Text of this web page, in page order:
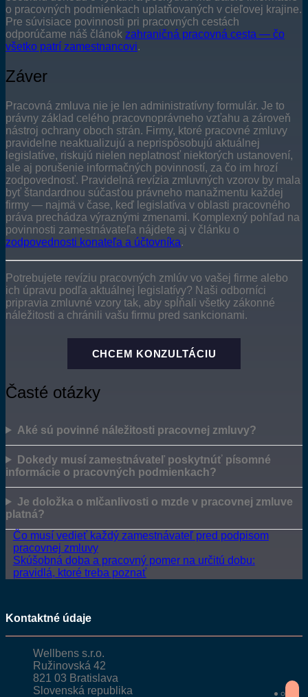
o pracovných podmienkach uplatňovaných v cieľovej krajine.
Pre súvisiace povinnosti pri pracovných cestách
odporúčame náš článok zahraničná pracovná cesta — čo
všetko patrí zamestnancovi.
Záver
Pracovná zmluva nie je len administratívny formulár. Je to
právny základ celého pracovnoprávneho vzťahu a zároveň
nástroj ochrany oboch strán. Firmy, ktoré pracovné zmluvy
pravidelne neaktualizujú a neprispôsobujú aktuálnej
legislatíve, riskujú nielen neplatnosť niektorých ustanovení,
ale aj porušenie informačných povinností, za čo im hrozí
zodpovednosť. Pravidelná revízia zmluvných vzorov by mala
byť štandardnou súčasťou právneho manažmentu každej
firmy — najmä v čase, keď legislatíva v oblasti pracovného
práva prechádza výraznými zmenami. Komplexný pohľad na
povinnosti zamestnávateľa nájdete aj v článku o
zodpovednosti konateľa a účtovníka.
Potrebujete revíziu pracovných zmlúv vo vašej firme alebo
ich úpravu podľa aktuálnej legislatívy? Naši odborníci
pripravia zmluvné vzory tak, aby spĺňali všetky zákonné
náležitosti a chránili vašu firmu pred sankcionami.
CHCEM KONZULTÁCIU
Časté otázky
Aké sú povinné náležitosti pracovnej zmluvy?
Dokedy musí zamestnávateľ poskytnúť písomné
informácie o pracovných podmienkach?
Je doložka o mlčanlivosti o mzde v pracovnej zmluve
platná?
Čo musí vedieť každý zamestnávateľ pred podpisom
pracovnej zmluvy
Skúšobná doba a pracovný pomer na určitú dobu:
pravidlá, ktoré treba poznať
Kontaktné údaje
Wellbens s.r.o.
Ružinovská 42
821 03 Bratislava
Slovenská republika